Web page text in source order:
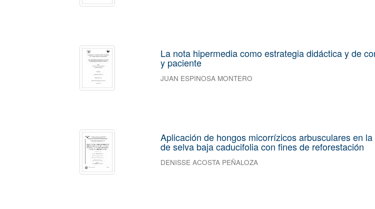
La nota hipermedia como estrategia didáctica y de
y paciente
JUAN ESPINOSA MONTERO
Aplicación de hongos micorrízicos arbusculares en
de selva baja caducifolia con fines de reforestación
DENISSE ACOSTA PEÑALOZA